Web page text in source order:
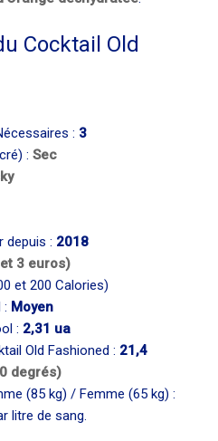
Cocktail Old
: 3
: Sec
depuis : 2018
3 euros)
et 200 Calories)
: Moyen
: 2,31 ua
Old Fashioned : 21,4
degrés)
(85 kg) / Femme (65 kg) :
litre de sang.